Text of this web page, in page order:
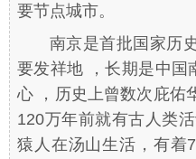
要节点城市。
南京是首批国家历
要发祥地 ，长期是中国
心 ，历史上曾数次庇佑
120万年前就有古人类
猿人在汤山生活，有着